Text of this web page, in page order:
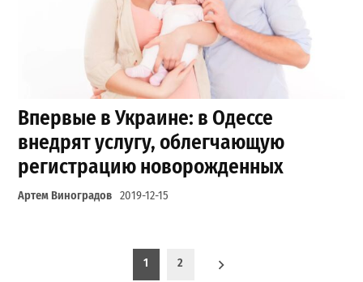
Впервые в Украине: в Одессе
внедрят услугу, облегчающую
регистрацию новорожденных
Артем Виноградов 2019-12-15
Пагинация записей1 2